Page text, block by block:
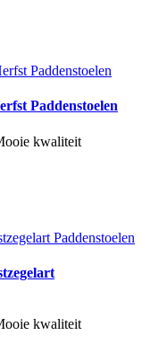
Paddenstoelen
kwaliteit
kwaliteit